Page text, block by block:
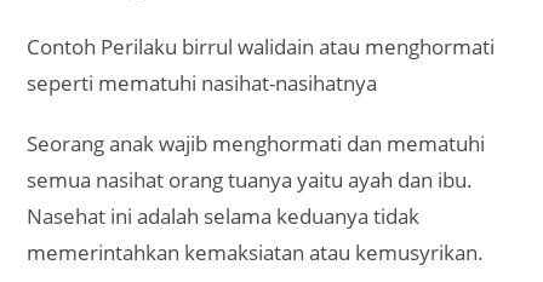
Contoh Perilaku birrul walidain atau menghormati
seperti mematuhi nasihat-nasihatnya
Seorang anak wajib menghormati dan mematuhi
semua nasihat orang tuanya yaitu ayah dan ibu.
Nasehat ini adalah selama keduanya tidak
memerintahkan kemaksiatan atau kemusyrikan.